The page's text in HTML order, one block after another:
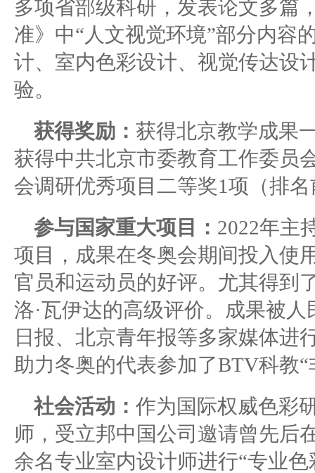
多项省部级科研，发表论文多篇
准》中“人文视觉环境”部分内容
计、室内色彩设计、视觉传达设
验。
获得奖励：获得北京教学成果
获得中共北京市委教育工作委员
会调研优秀项目二等奖1项（排
参与国家重大项目： 2022年主
项目，成果在冬奥会期间投入使
官员和运动员的好评。尤其得到
洛·瓦伊达的高级评价。成果被
日报、北京青年报等多家媒体进
助力冬奥的代表参加了BTV科教
社会活动：作为国际权威色彩
师，受立邦中国公司邀请曾先后
余名专业室内设计师进行“专业色